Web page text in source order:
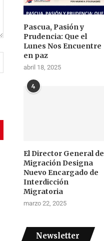
Pascua, Pasión y
Prudencia: Que el
Lunes Nos Encuentre
en paz
abril 18, 2025
4
El Director General de
Migración Designa
Nuevo Encargado de
Interdicción
Migratoria
marzo 22, 2025
Newsletter